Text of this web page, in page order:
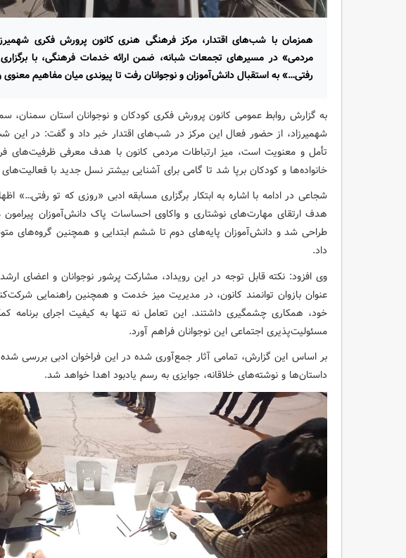
همزمان با شب‌های اقتدار، مرکز فرهنگی هنری کانون پرورش فکری
مردمی» در مسیرهای تجمعات شبانه، ضمن ارائه خدمات فرهنگی، با
رفتی…» به استقبال دانش‌آموزان و نوجوانان رفت تا پیوندی میان مفاهیم معنوی
به گزارش روابط عمومی کانون پرورش فکری کودکان و نوجوانان استان سمنان،
شهمیرزاد، از حضور فعال این مرکز در شب‌های اقتدار خبر داد و گفت: در این
تأمل و معنویت است، میز ارتباطات مردمی کانون با هدف معرفی ظرفیت‌های
خانواده‌ها و کودکان برپا شد تا گامی برای آشنایی بیشتر نسل جدید با
شجاعی در ادامه با اشاره به ابتکار برگزاری مسابقه ادبی «روزی که تو رفتی…»
هدف ارتقای مهارت‌های نوشتاری و واکاوی احساسات پاک دانش‌آموزان
طراحی شد و دانش‌آموزان پایه‌های دوم تا ششم ابتدایی و همچنین گروه‌های
داد.
وی افزود: نکته قابل توجه در این رویداد، مشارکت پرشور نوجوانان و اعضای
عنوان بازوان توانمند کانون، در مدیریت میز خدمت و همچنین راهنمایی
خود، همکاری چشمگیری داشتند. این تعامل نه تنها به کیفیت اجرای برنامه
مسئولیت‌پذیری اجتماعی این نوجوانان فراهم آورد.
بر اساس این گزارش، تمامی آثار جمع‌آوری شده در این فراخوان ادبی بررسی
داستان‌ها و نوشته‌های خلاقانه، جوایزی به رسم یادبود اهدا خواهد شد.